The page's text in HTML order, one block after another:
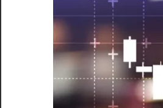
Quer
saber
como
investir?
Então
você